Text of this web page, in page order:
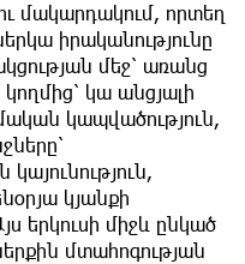
մակարդակում, որտեղ
իրականությունը
մեջ՝ առանց
կա անցյալի
կապվածություն,
կյանքի
երկուսի միջև ընկած
մտահոգության